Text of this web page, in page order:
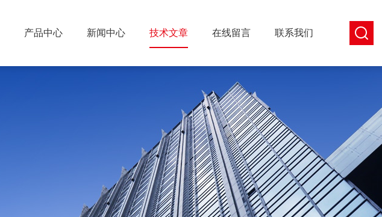
产品中心 新闻中心 技术文章 在线留言 联系我们